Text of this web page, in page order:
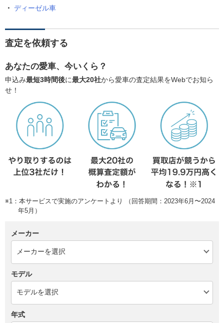
ディーゼル車
査定を依頼する
あなたの愛車、今いくら？
申込み最短3時間後に最大20社から愛車の査定結果をWebでお知ら
せ！
※1：本サービスで実施のアンケートより （回答期間：2023年6月〜2024
年5月）
メーカー
モデル
年式